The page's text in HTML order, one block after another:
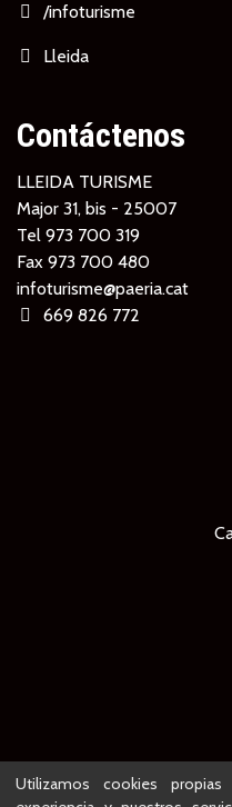
/infoturisme
Lleida
Contáctenos
LLEIDA TURISME
Major 31, bis - 25007
Tel 973 700 319
Fax 973 700 480
infoturisme@paeria.cat
669 826 772
© Ajuntament de Lleida -
Utilizamos cookies